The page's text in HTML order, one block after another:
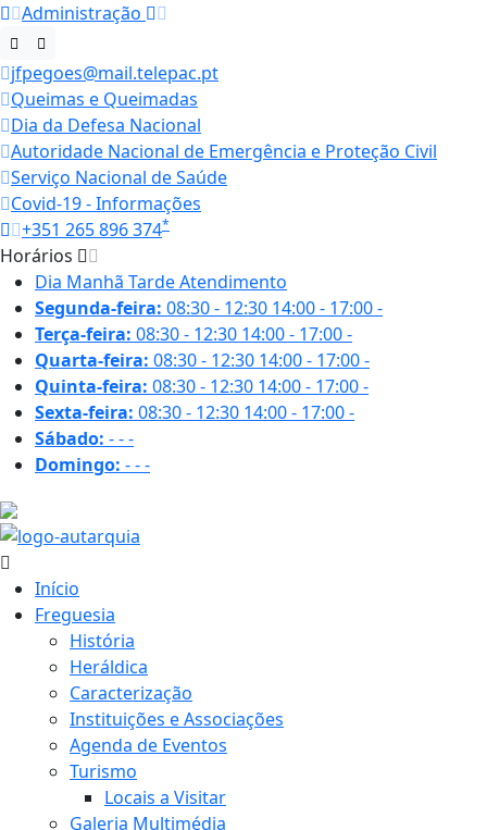
Administração
jfpegoes@mail.telepac.pt
Queimas e Queimadas
Dia da Defesa Nacional
Autoridade Nacional de Emergência e Proteção Civil
Serviço Nacional de Saúde
Covid-19 - Informações
+351 265 896 374*
Horários
Dia Manhã TardeAtendimento
Segunda-feira: 08:30 - 12:30 14:00 - 17:00-
Terça-feira: 08:30 - 12:30 14:00 - 17:00-
Quarta-feira: 08:30 - 12:30 14:00 - 17:00-
Quinta-feira: 08:30 - 12:30 14:00 - 17:00-
Sexta-feira: 08:30 - 12:30 14:00 - 17:00-
Sábado: ---
Domingo: ---
Início
Freguesia
História
Heráldica
Caracterização
Instituições e Associações
Agenda de Eventos
Turismo
Locais a Visitar
Galeria Multimédia